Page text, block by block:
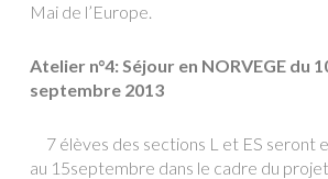
Mai de l’Europe.
Atelier n°4: Séjour en NORVEGE du
septembre 2013
7 élèves des sections L et ES seront
au 15septembre dans le cadre du